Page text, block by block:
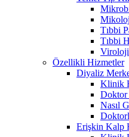
Tıbbi
Tıbbi
Viroloji
Özellikli Hizmetler
Diyaliz
Klinik
Doktor
Nasıl
Erişkin Kalp